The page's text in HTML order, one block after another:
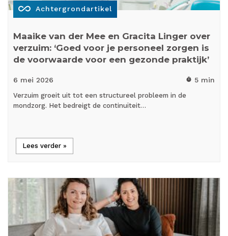
all_inclusive Achtergrondartikel
Maaike van der Mee en Gracita Linger over
verzuim: ‘Goed voor je personeel zorgen is
de voorwaarde voor een gezonde praktijk’
6 mei 2026 timer 5 min
Verzuim groeit uit tot een structureel probleem in de
mondzorg. Het bedreigt de continuïteit…
Lees verder »